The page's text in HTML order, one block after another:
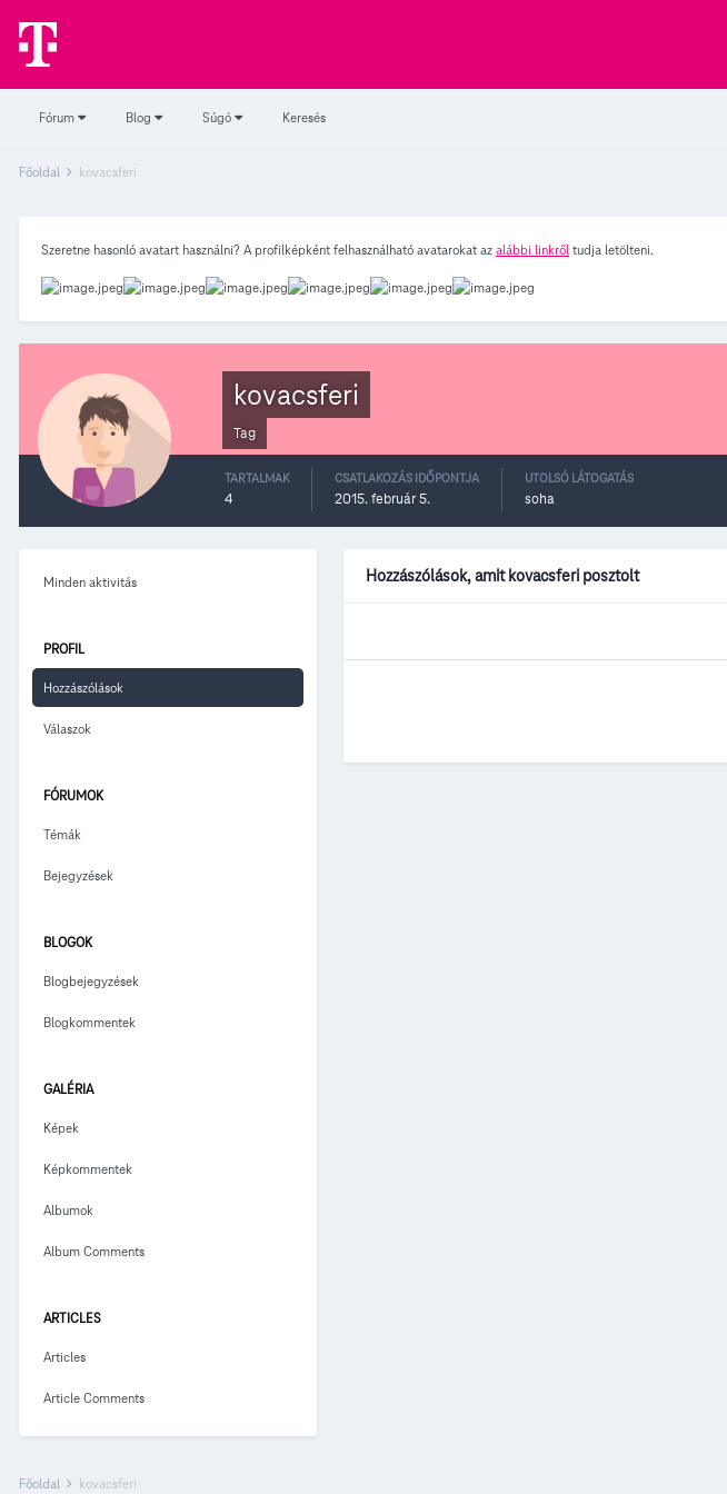
Fórum Blog Súgó Keresés
Főoldal kovacsferi
Szeretne hasonló avatart használni? A profilképként felhasználható avatarokat az alábbi linkről tudja letölteni.
kovacsferi
Tag
TARTALMAK
4
CSATLAKOZÁS IDŐPONTJA
2015. február 5.
UTOLSÓ LÁTOGATÁS
soha
Minden aktivitás
PROFIL
Hozzászólások
Válaszok
FÓRUMOK
Témák
Bejegyzések
BLOGOK
Blogbejegyzések
Blogkommentek
GALÉRIA
Képek
Képkommentek
Albumok
Album Comments
ARTICLES
Articles
Article Comments
Hozzászólások, amit kovacsferi posztolt
Főoldal kovacsferi